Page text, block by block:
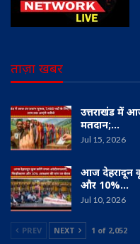
ताज़ा खबर
उत्तराखंड में
मतदान;…
Jul 15, 2026
आज देहरादून
और 10%…
Jul 10, 2026
PREV NEXT 1 of 2,052